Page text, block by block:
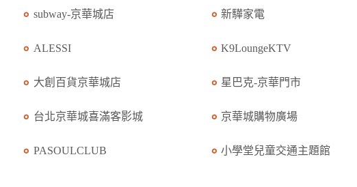
subway-京華城店 新驊家電
ALESSI K9LoungeKTV
大創百貨京華城店 星巴克-京華門市
台北京華城喜滿客影城 京華城購物廣場
PASOULCLUB 小學堂兒童交通主題館